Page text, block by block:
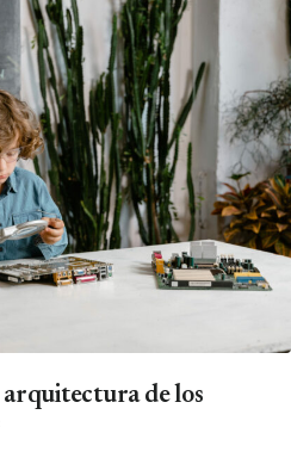
arquitectura de los